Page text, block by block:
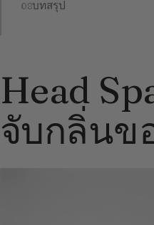
บทสรุป
Head
จับกลิ่นข